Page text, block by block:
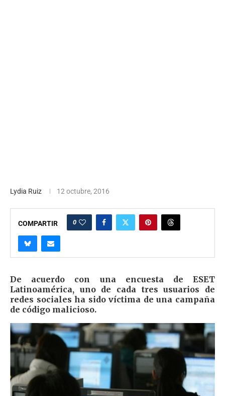
Lydia Ruiz 12 octubre, 2016
COMPARTIR 0
De acuerdo con una encuesta de ESET
Latinoamérica, uno de cada tres usuarios de
redes sociales ha sido víctima de una campaña
de código malicioso.